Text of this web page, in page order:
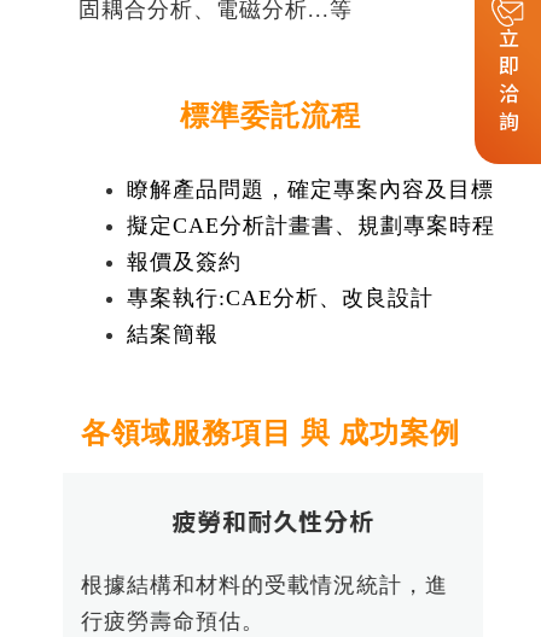
固耦合分析、電磁分析...等
標準委託流程
瞭解產品問題，確定專案內容及目標
擬定CAE分析計畫書、規劃專案時程
報價及簽約
專案執行:CAE分析、改良設計
結案簡報
各領域服務項目 與 成功案例
疲勞和耐久性分析
根據結構和材料的受載情況統計，進
行疲勞壽命預估。
立即洽詢